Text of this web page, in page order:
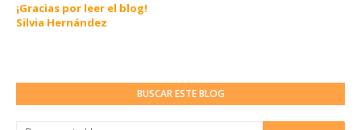
¡Gracias por leer el blog!
Silvia Hernández
BUSCAR ESTE BLOG